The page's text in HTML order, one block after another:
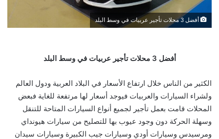
أفضل 3 محلات تأجير عربيات في وسط البلد
أفضل 3 محلات تأجير عربيات في وسط البلد
الكثير من الناس خلال ارتفاع الأسعار في البلاد العربية ودول العالم
ولشراء السيارات والعربيات فيوجد أسعار لها مرتفعة للغاية فبعض
المحلات قامت بعمل تأجير لجميع أنواع السيارات المتاحة للتنقل
وسهلة الحركة دون وجود عيوب بها للتصليح من سيارات هيونداي
ومرسيدس وسيارات أودي وسيارات جيب الكبيرة وسيارات سيدان